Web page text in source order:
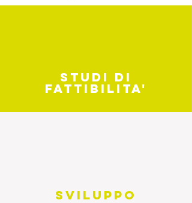
studi di
fattibilita'
sviluppo